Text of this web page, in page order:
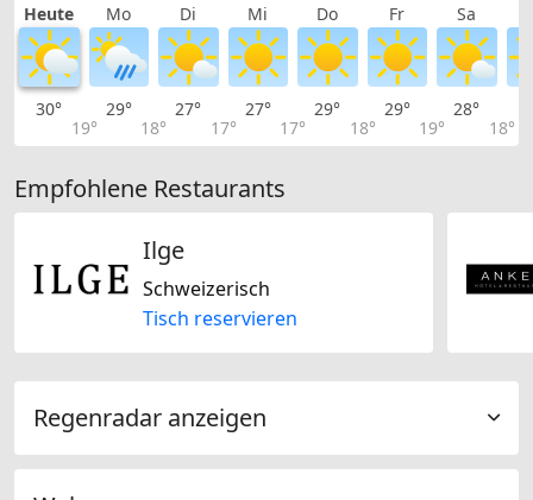
Heute Mo Di Mi Do Fr Sa
30°
19°
29°
18°
27°
17°
27°
17°
29°
18°
29°
19°
28°
18°
Empfohlene Restaurants
Ilge
Schweizerisch
Tisch reservieren
Regenradar anzeigen